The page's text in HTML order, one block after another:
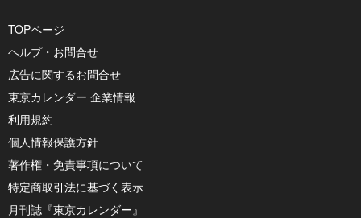
TOPページ
ヘルプ・お問合せ
広告に関するお問合せ
東京カレンダー 企業情報
利用規約
個人情報保護方針
著作権・免責事項について
特定商取引法に基づく表示
月刊誌『東京カレンダー』